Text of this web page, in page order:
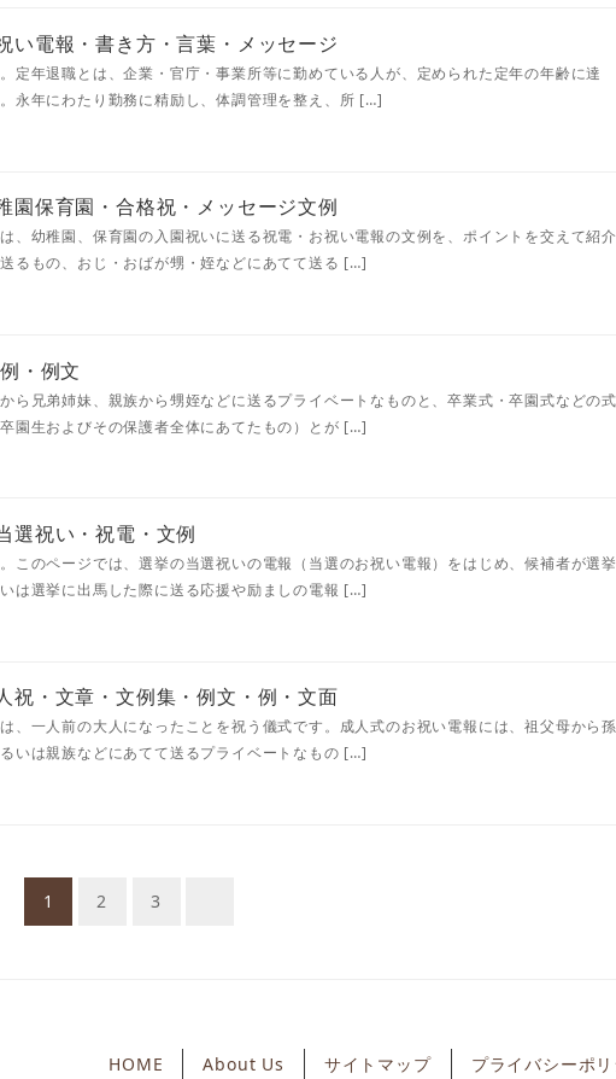
い電報・書き方・言葉・メッセージ
定年退職とは、企業・官庁・事業所等に勤めている人が、定められた定年の年齢に達
永年にわたり勤務に精励し、体調管理を整え、所 […]
園保育園・合格祝・メッセージ文例
、幼稚園、保育園の入園祝いに送る祝電・お祝い電報の文例を、ポイントを交えて紹介
るもの、おじ・おばが甥・姪などにあてて送る […]
・例文
ら兄弟姉妹、親族から甥姪などに送るプライベートなものと、卒業式・卒園式などの式
園生およびその保護者全体にあてたもの）とが […]
選祝い・祝電・文例
このページでは、選挙の当選祝いの電報（当選のお祝い電報）をはじめ、候補者が選挙
は選挙に出馬した際に送る応援や励ましの電報 […]
祝・文章・文例集・例文・例・文面
、一人前の大人になったことを祝う儀式です。成人式のお祝い電報には、祖父母から孫
いは親族などにあてて送るプライベートなもの […]
1 2 3
HOME About Us サイトマップ プライバシーポ